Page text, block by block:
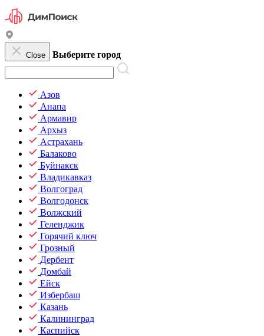
Close Выберите город
Азов
Анапа
Армавир
Архыз
Астрахань
Балаково
Буйнакск
Владикавказ
Волгоград
Волгодонск
Волжский
Геленджик
Горячий ключ
Грозный
Дербент
Домбай
Ейск
Избербаш
Казань
Калининград
Каспийск